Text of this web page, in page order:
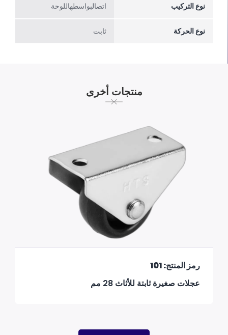
نوع التركيب اتصالبواسطهاللوحة
نوع الحركة ثابت
منتجات أخرى
رمز المنتج: 101
عجلات صغيرة ثابتة للأثاث 28 مم